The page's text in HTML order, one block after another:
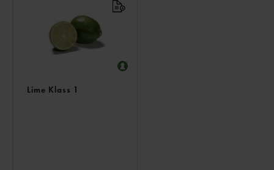
Lime Klass 1